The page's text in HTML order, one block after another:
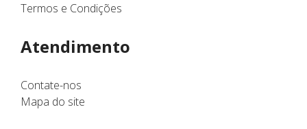
Termos e Condições
Atendimento
Contate-nos
Mapa do site